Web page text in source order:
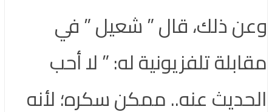
وعن ذلك، قال ” شعيل ” في
مقابلة تلفزيونية له: ” لا أحب
الحديث عنه.. ممكن سكره؛ لأنه